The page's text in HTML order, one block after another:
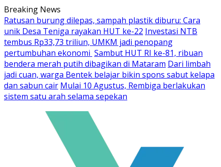
Skip
to
content
Breaking News
Ratusan burung dilepas, sampah plastik diburu: Cara
unik Desa Teniga rayakan HUT ke-22 Investasi NTB
tembus Rp33,73 triliun, UMKM jadi penopang
pertumbuhan ekonomi Sambut HUT RI ke-81, ribuan
bendera merah putih dibagikan di Mataram Dari limbah
jadi cuan, warga Bentek belajar bikin spons sabut kelapa
dan sabun cair Mulai 10 Agustus, Rembiga berlakukan
sistem satu arah selama sepekan